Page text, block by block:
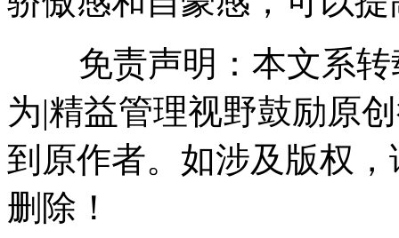
免责声明：本文系转
为|精益管理视野鼓励原
到原作者。如涉及版权，
删除！